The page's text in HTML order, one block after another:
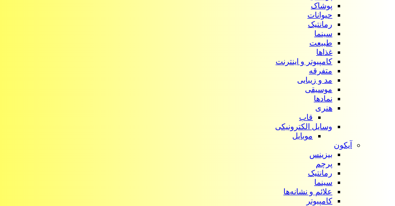
پوشاک
حیوانات
رمانتیک
سینما
طبیعت
غذاها
کامپیوتر و اینترنت
متفرقه
مد و زیبایی
موسیقی
نمادها
هنری
قاب
وسایل الکترونیکی
موبایل
آیکون‌
بیزینس
پرچم
رمانتیک
سینما
علائم و نشانه‌ها
کامپیوتر